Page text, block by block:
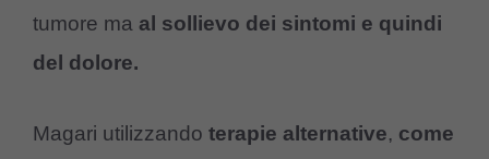
tumore ma al sollievo dei sintomi e quindi
del dolore.
Magari utilizzando terapie alternative, come